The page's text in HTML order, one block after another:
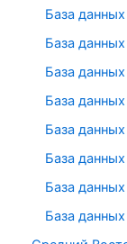
База
База
База
База
База
База
База
База